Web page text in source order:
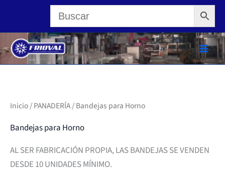
contenido
Inicio/PANADERÍA/ Bandejas para Horno
Bandejas para Horno
AL SER FABRICACIÓN PROPIA, LAS BANDEJAS SE VENDEN
DESDE 10 UNIDADES MÍNIMO.